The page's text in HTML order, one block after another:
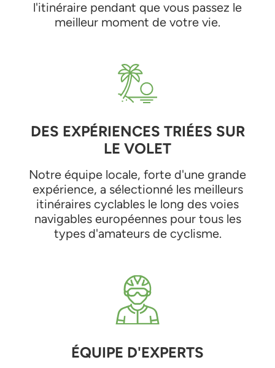
l'itinéraire pendant que vous passez le
meilleur moment de votre vie.
DES EXPÉRIENCES TRIÉES SUR
LE VOLET
Notre équipe locale, forte d'une grande
expérience, a sélectionné les meilleurs
itinéraires cyclables le long des voies
navigables européennes pour tous les
types d'amateurs de cyclisme.
ÉQUIPE D'EXPERTS